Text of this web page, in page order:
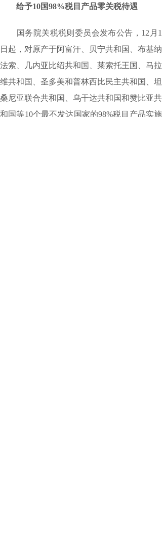
给予10国98%税目产品零关税待遇
国务院关税税则委员会发布公告，12月1
日起，对原产于阿富汗、贝宁共和国、布基纳
法索、几内亚比绍共和国、莱索托王国、马拉
维共和国、圣多美和普林西比民主共和国、坦
桑尼亚联合共和国、乌干达共和国和赞比亚共
和国等10个最不发达国家的98%税目产品实施